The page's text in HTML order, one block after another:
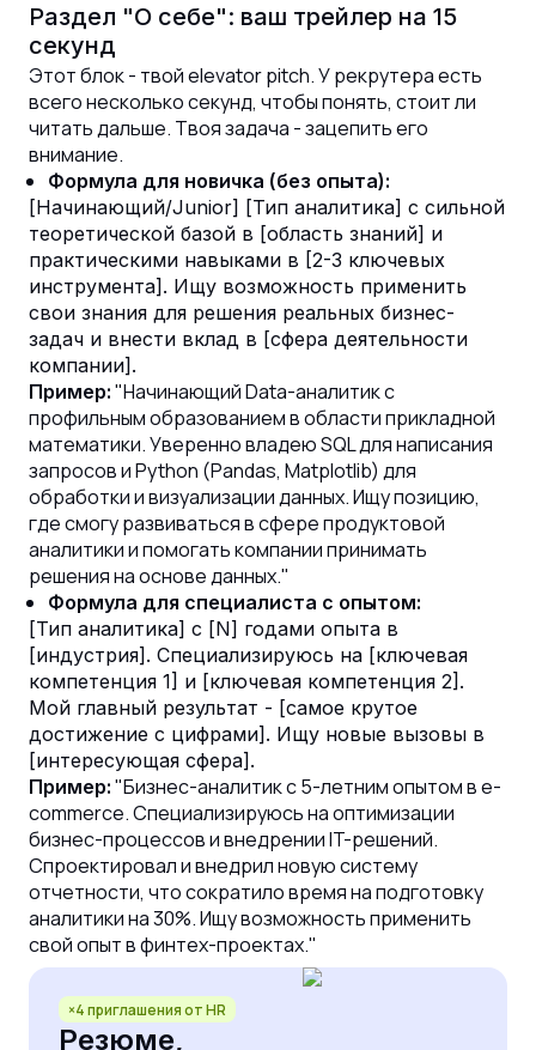
Раздел "О себе": ваш трейлер на 15
секунд
Этот блок - твой elevator pitch. У рекрутера есть
всего несколько секунд, чтобы понять, стоит ли
читать дальше. Твоя задача - зацепить его
внимание.
Формула для новичка (без опыта):
[Начинающий/Junior] [Тип аналитика] с сильной
теоретической базой в [область знаний] и
практическими навыками в [2-3 ключевых
инструмента]. Ищу возможность применить
свои знания для решения реальных бизнес-
задач и внести вклад в [сфера деятельности
компании].
Пример: "Начинающий Data-аналитик с
профильным образованием в области прикладной
математики. Уверенно владею SQL для написания
запросов и Python (Pandas, Matplotlib) для
обработки и визуализации данных. Ищу позицию,
где смогу развиваться в сфере продуктовой
аналитики и помогать компании принимать
решения на основе данных."
Формула для специалиста с опытом:
[Тип аналитика] с [N] годами опыта в
[индустрия]. Специализируюсь на [ключевая
компетенция 1] и [ключевая компетенция 2].
Мой главный результат - [самое крутое
достижение с цифрами]. Ищу новые вызовы в
[интересующая сфера].
Пример: "Бизнес-аналитик с 5-летним опытом в e-
commerce. Специализируюсь на оптимизации
бизнес-процессов и внедрении IT-решений.
Спроектировал и внедрил новую систему
отчетности, что сократило время на подготовку
аналитики на 30%. Ищу возможность применить
свой опыт в финтех-проектах."
×4 приглашения от HR
Резюме,